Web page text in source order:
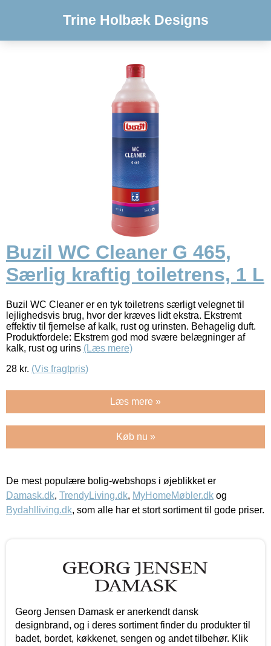
Trine Holbæk Designs
Buzil WC Cleaner G 465,
Særlig kraftig toiletrens, 1 L
Buzil WC Cleaner er en tyk toiletrens særligt velegnet til
lejlighedsvis brug, hvor der kræves lidt ekstra. Ekstremt
effektiv til fjernelse af kalk, rust og urinsten. Behagelig duft.
Produktfordele: Ekstrem god mod svære belægninger af
kalk, rust og urins (Læs mere)
28 kr. (Vis fragtpris)
Læs mere »
Køb nu »
De mest populære bolig-webshops i øjeblikket er
Damask.dk, TrendyLiving.dk, MyHomeMøbler.dk og
Bydahlliving.dk, som alle har et stort sortiment til gode priser.
Georg Jensen Damask er anerkendt dansk
designbrand, og i deres sortiment finder du produkter til
badet, bordet, køkkenet, sengen og andet tilbehør. Klik